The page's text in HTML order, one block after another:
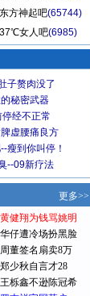
东方神起吧(65744)
37℃女人吧(6985)
子赘肉没了
秘密武器
经不正常
虚腰痛良方
瘦到你叫停！
--09新疗法